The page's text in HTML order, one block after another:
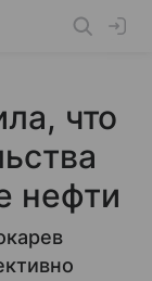
что
нефти